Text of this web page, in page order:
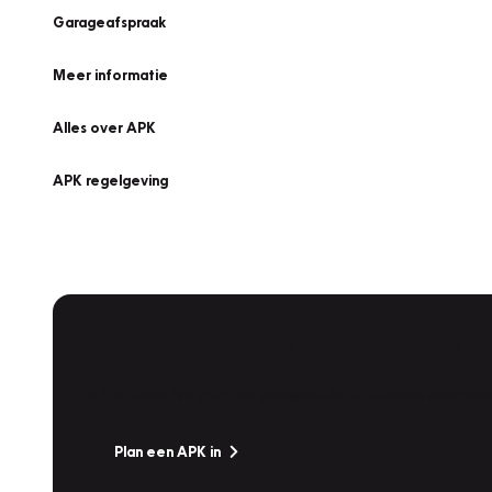
Garageafspraak
Meer informatie
Alles over APK
APK regelgeving
Plan een APK in